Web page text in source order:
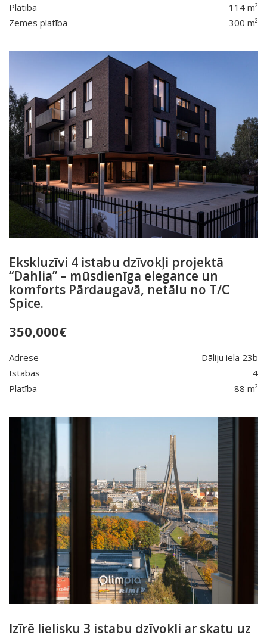
Platība
114 m²
Zemes platība
300 m²
Ekskluzīvi 4 istabu dzīvokļi projektā
“Dahlia” – mūsdienīga elegance un
komforts Pārdaugavā, netālu no T/C
Spice.
350,000€
Adrese
Dāliju iela 23b
Istabas
4
Platība
88 m²
Izīrē lielisku 3 istabu dzīvokli ar skatu uz